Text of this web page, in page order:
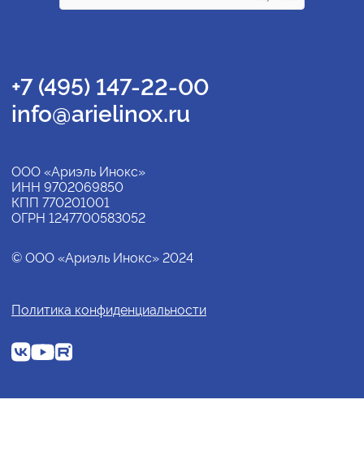
+7 (495) 147-22-00
info@arielinox.ru
ООО «Ариэль Инокс»
ИНН 9702069850
КПП 770201001
ОГРН 1247700583052
© ООО «Ариэль Инокс» 2024
Политика конфиденциальности